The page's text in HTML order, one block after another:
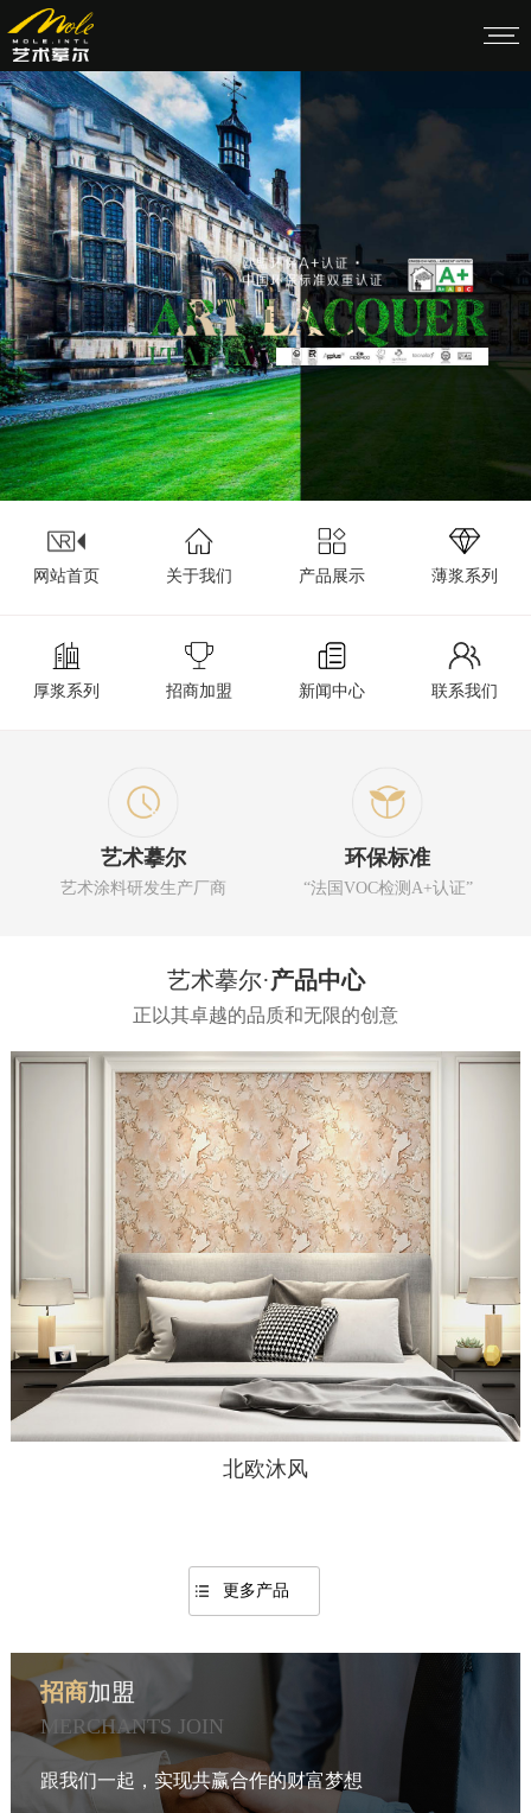
网站首页 关于我们 产品展示 薄浆系列
厚浆系列 招商加盟 新闻中心 联系我们
艺术摹尔
艺术涂料研发生产厂商
环保标准
“法国VOC检测A+认证”
艺术摹尔·产品中心
正以其卓越的品质和无限的创意
芙蓉叠影
更多产品
招商加盟
MERCHANTS JOIN
跟我们一起，实现共赢合作的财富梦想